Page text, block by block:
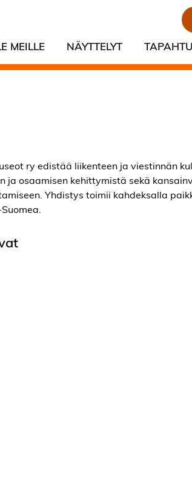
MEILLE NÄYTTELYT
ry edistää liikenteen ja viestinnän
osaamisen kehittymistä sekä
Yhdistys toimii kahdeksalla